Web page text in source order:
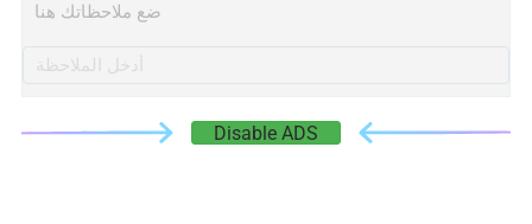
ضع ملاحظاتك هنا
Disable ADS